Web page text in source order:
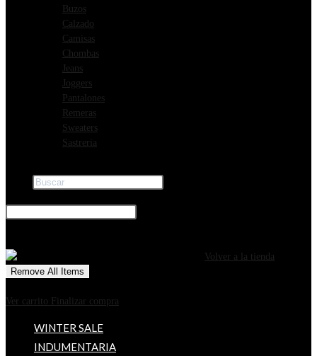
Buzos
Calzado
Camisas
Chombas
Jeans
Joggers
Pantalones
Remeras
Sweaters
Sastreria
Volver a la tienda
Remove All Items
Ver carrito
Finalizar compra
WINTER SALE
INDUMENTARIA